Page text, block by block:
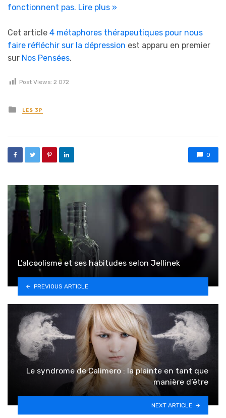
fonctionnent pas. Lire plus »
Cet article 4 métaphores thérapeutiques pour nous
faire réfléchir sur la dépression est apparu en premier
sur Nos Pensées.
Post Views: 2 072
Posted in
LES 3P
0
L’alcoolisme et ses habitudes selon Jellinek
PREVIOUS ARTICLE
Le syndrome de Calimero : la plainte en tant que
manière d’être
NEXT ARTICLE